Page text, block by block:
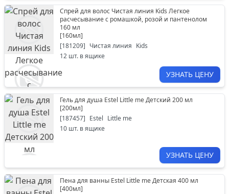
Спрей для волос Чистая линия Kids Легкое
расчесывание с ромашкой, розой и пантенолом
160 мл
[160мл]
[181209] Чистая линия Kids
12 шт. в ящике
УЗНАТЬ ЦЕНУ
Гель для душа Estel Little me Детский 200 мл
[200мл]
[187457] Estel Little me
10 шт. в ящике
УЗНАТЬ ЦЕНУ
Пена для ванны Estel Little me Детская 400 мл
[400мл]